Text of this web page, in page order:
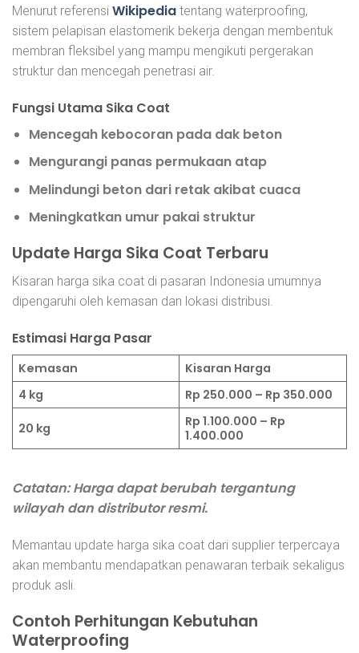
Menurut referensi Wikipedia tentang waterproofing,
sistem pelapisan elastomerik bekerja dengan membentuk
membran fleksibel yang mampu mengikuti pergerakan
struktur dan mencegah penetrasi air.
Fungsi Utama Sika Coat
Mencegah kebocoran pada dak beton
Mengurangi panas permukaan atap
Melindungi beton dari retak akibat cuaca
Meningkatkan umur pakai struktur
Update Harga Sika Coat Terbaru
Kisaran harga sika coat di pasaran Indonesia umumnya
dipengaruhi oleh kemasan dan lokasi distribusi.
Estimasi Harga Pasar
Kemasan
Kisaran Harga
4 kg
Rp 250.000 – Rp 350.000
20 kg
Rp 1.100.000 – Rp
1.400.000
Catatan: Harga dapat berubah tergantung
wilayah dan distributor resmi.
Memantau update harga sika coat dari supplier terpercaya
akan membantu mendapatkan penawaran terbaik sekaligus
produk asli.
Contoh Perhitungan Kebutuhan
Waterproofing